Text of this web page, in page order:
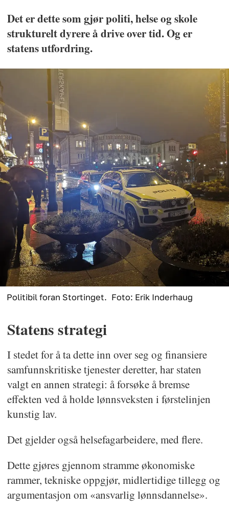
Det er dette som gjør politi, helse og skole
strukturelt dyrere å drive over tid. Og er
statens utfordring.
Politibil foran Stortinget. Foto: Erik Inderhaug
Statens strategi
I stedet for å ta dette inn over seg og finansiere
samfunnskritiske tjenester deretter, har staten
valgt en annen strategi: å forsøke å bremse
effekten ved å holde lønnsveksten i førstelinjen
kunstig lav.
Det gjelder også helsefagarbeidere, med flere.
Dette gjøres gjennom stramme økonomiske
rammer, tekniske oppgjør, midlertidige tillegg og
argumentasjon om «ansvarlig lønnsdannelse».